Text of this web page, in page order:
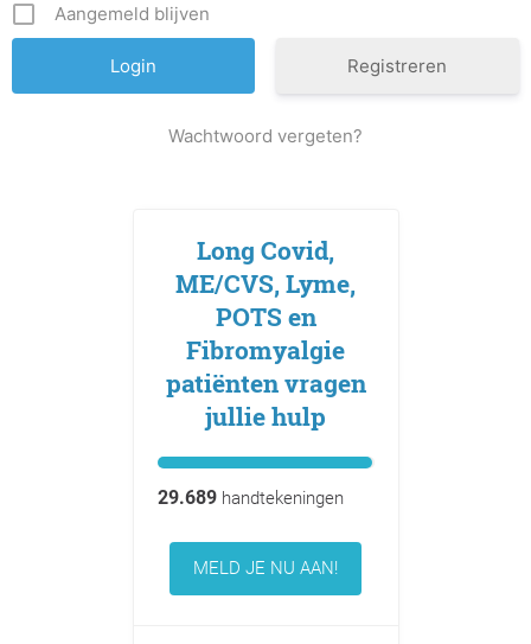
Aangemeld blijven
Registreren
Wachtwoord vergeten?
Long Covid,
ME/CVS, Lyme,
POTS en
Fibromyalgie
patiënten vragen
jullie hulp
29.689handtekeningen
MELD JE NU AAN!